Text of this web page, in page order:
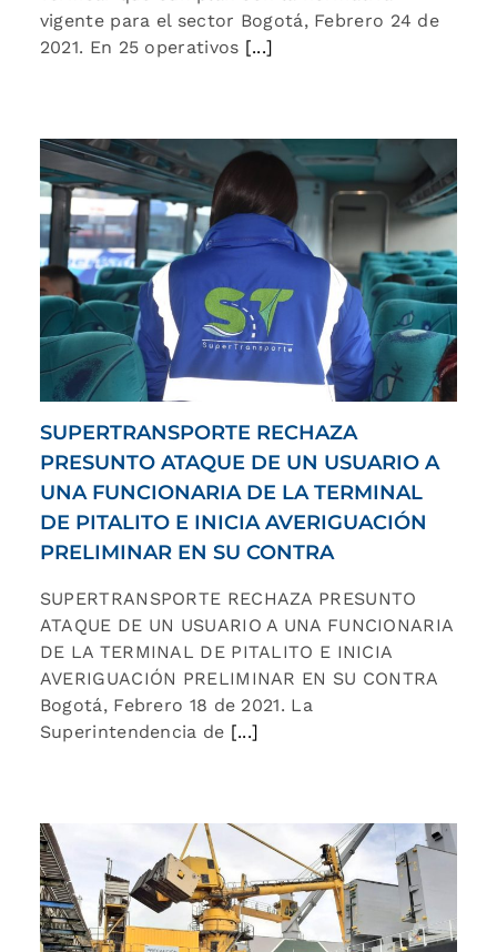
vigente para el sector Bogotá, Febrero 24 de
2021. En 25 operativos [...]
SUPERTRANSPORTE RECHAZA
PRESUNTO ATAQUE DE UN USUARIO A
UNA FUNCIONARIA DE LA TERMINAL
DE PITALITO E INICIA AVERIGUACIÓN
PRELIMINAR EN SU CONTRA
SUPERTRANSPORTE RECHAZA PRESUNTO
ATAQUE DE UN USUARIO A UNA FUNCIONARIA
DE LA TERMINAL DE PITALITO E INICIA
AVERIGUACIÓN PRELIMINAR EN SU CONTRA
Bogotá, Febrero 18 de 2021. La
Superintendencia de [...]